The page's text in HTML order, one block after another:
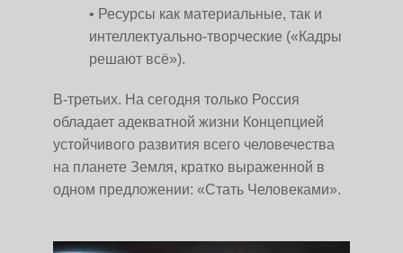
Ресурсы как материальные, так и
интеллектуально-творческие («Кадры
решают всё»).
В-третьих. На сегодня только Россия
обладает адекватной жизни Концепцией
устойчивого развития всего человечества
на планете Земля, кратко выраженной в
одном предложении: «Стать Человеками».